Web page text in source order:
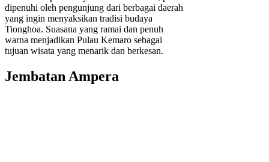
dipenuhi oleh pengunjung dari berbagai daerah
yang ingin menyaksikan tradisi budaya
Tionghoa. Suasana yang ramai dan penuh
warna menjadikan Pulau Kemaro sebagai
tujuan wisata yang menarik dan berkesan.
Jembatan Ampera